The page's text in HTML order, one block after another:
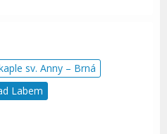
sv. Anny – Brná
Labem